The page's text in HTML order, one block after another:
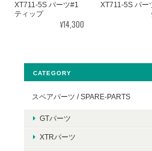
XT711-5S パーツ#1
ティップ
¥14,300
XT711-5S パー
CATEGORY
スペアパーツ / SPARE-PARTS
GTパーツ
XTRパーツ